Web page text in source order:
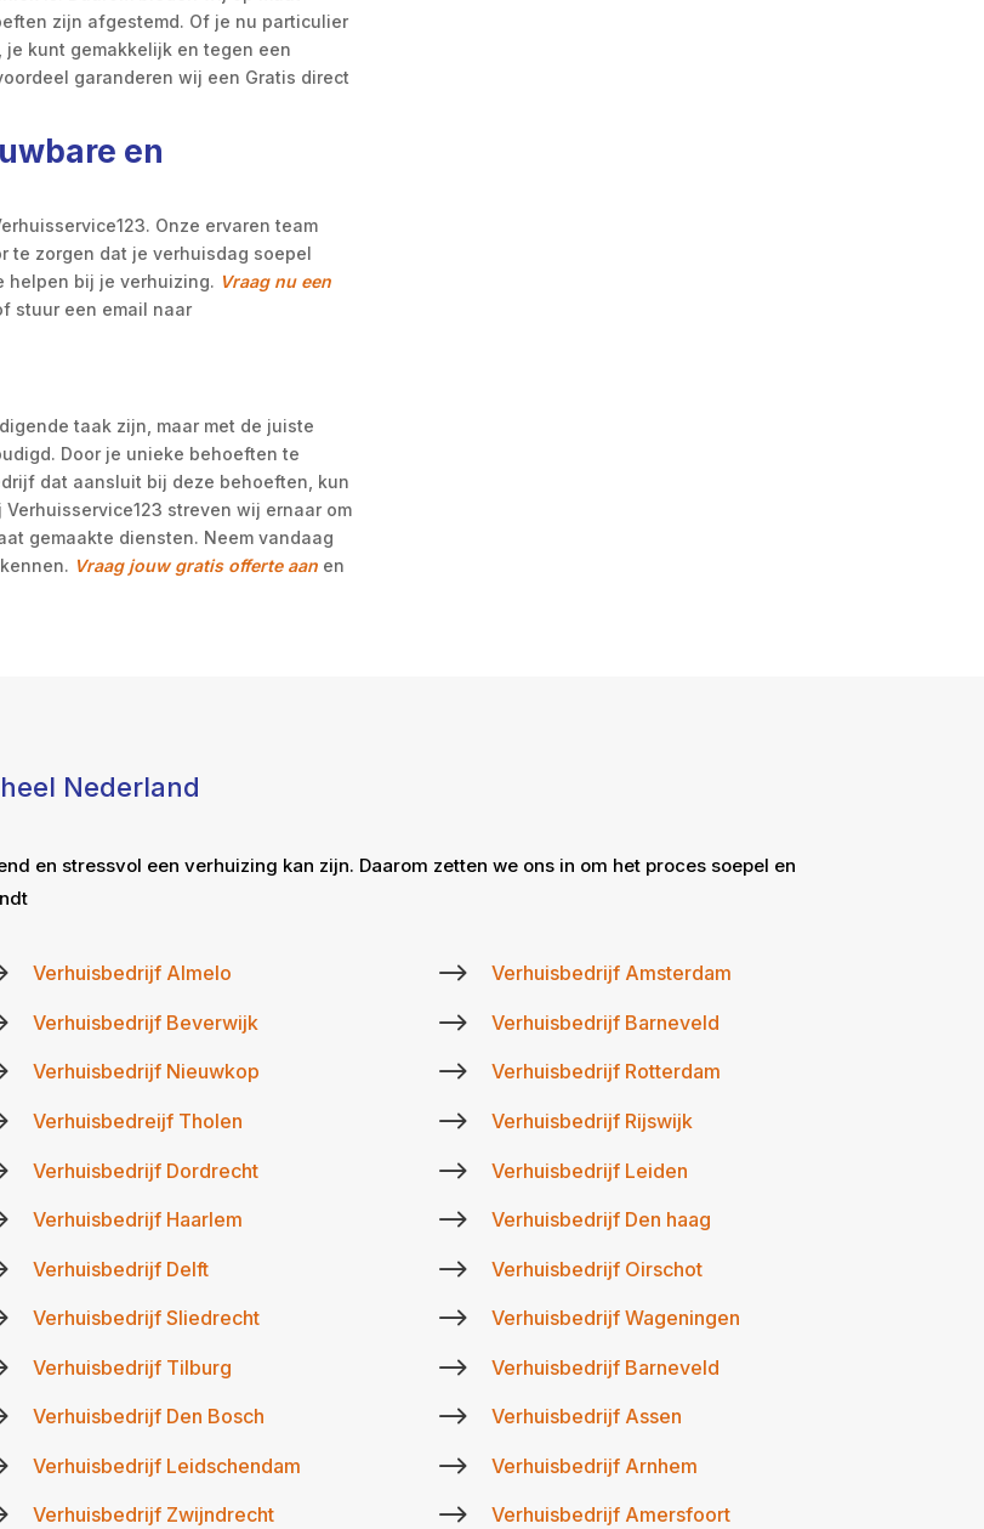
zijn afgestemd. Of je nu particulier
kunt gemakkelijk en tegen een
garanderen wij een Gratis direct
en
Onze ervaren team
te zorgen dat je verhuisdag soepel
helpen bij je verhuizing. Vraag nu een
stuur een email naar
taak zijn, maar met de juiste
Door je unieke behoeften te
dat aansluit bij deze behoeften, kun
streven wij ernaar om
gemaakte diensten. Neem vandaag
Vraag jouw gratis offerte aan en
Nederland
en stressvol een verhuizing kan zijn. Daarom zetten we ons in om het proces soepel en
Verhuisbedrijf Almelo
Verhuisbedrijf Beverwijk
Verhuisbedrijf Nieuwkop
Verhuisbedreijf Tholen
Verhuisbedrijf Dordrecht
Verhuisbedrijf Haarlem
Verhuisbedrijf Delft
Verhuisbedrijf Sliedrecht
Verhuisbedrijf Tilburg
Verhuisbedrijf Den Bosch
Verhuisbedrijf Leidschendam
Verhuisbedrijf Zwijndrecht
$ Verhuisbedrijf Amsterdam
$ Verhuisbedrijf Barneveld
$ Verhuisbedrijf Rotterdam
$ Verhuisbedrijf Rijswijk
$ Verhuisbedrijf Leiden
$ Verhuisbedrijf Den haag
$ Verhuisbedrijf Oirschot
$ Verhuisbedrijf Wageningen
$ Verhuisbedrijf Barneveld
$ Verhuisbedrijf Assen
$ Verhuisbedrijf Arnhem
$ Verhuisbedrijf Amersfoort